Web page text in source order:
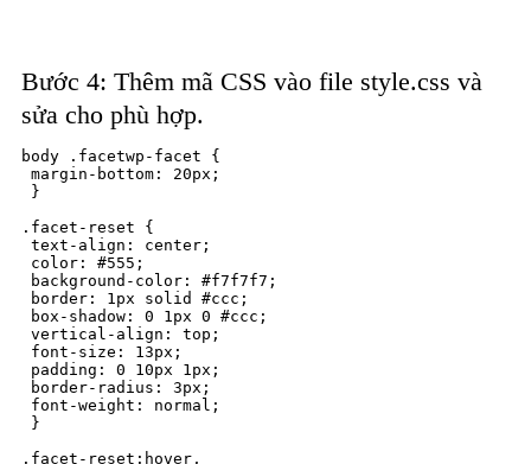
Bước 4: Thêm mã CSS vào file style.css và
sửa cho phù hợp.
body .facetwp-facet {
margin-bottom: 20px;
}
.facet-reset {
text-align: center;
color: #555;
background-color: #f7f7f7;
border: 1px solid #ccc;
box-shadow: 0 1px 0 #ccc;
vertical-align: top;
font-size: 13px;
padding: 0 10px 1px;
border-radius: 3px;
font-weight: normal;
}
.facet-reset:hover,